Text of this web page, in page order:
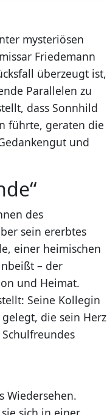
mysteriösen
Friedemann
überzeugt ist,
Parallelen zu
dass Sonnhild
führte, geraten die
und
des
sein ererbtes
einer heimischen
– der
und Heimat.
Seine Kollegin
die sein Herz
Wiedersehen.